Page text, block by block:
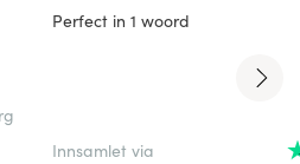
Perfect in 1 woord
Innsamlet via